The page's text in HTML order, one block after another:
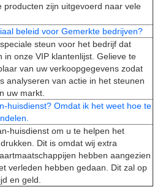
producten zijn uitgevoerd naar vele
beleid voor Gemerkte bedrijven?
steun voor het bedrijf dat
in onze VIP klantenlijst. Gelieve te
van uw verkoopgegevens zodat
analyseren van actie in het steunen
uw markt.
huisdienst? Omdat ik het weet hoe te
huisdienst om u te helpen het
Dit is omdat wij extra
hebben aangezien
verleden hebben gedaan. Dit zal op
en geld.